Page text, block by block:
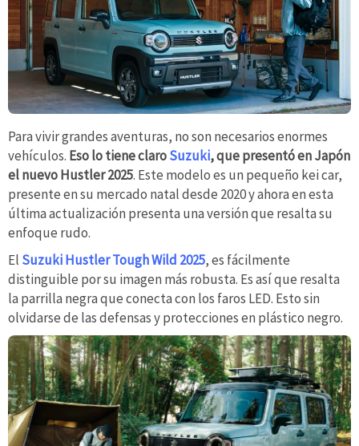
Para vivir grandes aventuras, no son necesarios enormes
vehículos. Eso lo tiene claroSuzuki, que presentó en Japón
el nuevo Hustler 2025. Este modelo es un pequeño kei car,
presente en su mercado natal desde 2020 y ahora en esta
última actualización presenta una versión que resalta su
enfoque rudo.
El Suzuki Hustler Tough Wild 2025, es fácilmente
distinguible por su imagen más robusta. Es así que resalta
la parrilla negra que conecta con los faros LED. Esto sin
olvidarse de las defensas y protecciones en plástico negro.